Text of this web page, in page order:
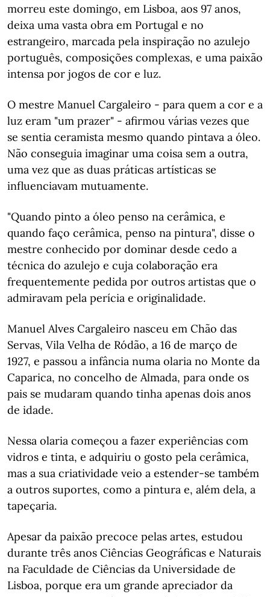
morreu este domingo, em Lisboa, aos 97 anos,
deixa uma vasta obra em Portugal e no
estrangeiro, marcada pela inspiração no azulejo
português, composições complexas, e uma paixão
intensa por jogos de cor e luz.
O mestre Manuel Cargaleiro - para quem a cor e a
luz eram "um prazer" - afirmou várias vezes que
se sentia ceramista mesmo quando pintava a óleo.
Não conseguia imaginar uma coisa sem a outra,
uma vez que as duas práticas artísticas se
influenciavam mutuamente.
"Quando pinto a óleo penso na cerâmica, e
quando faço cerâmica, penso na pintura", disse o
mestre conhecido por dominar desde cedo a
técnica do azulejo e cuja colaboração era
frequentemente pedida por outros artistas que o
admiravam pela perícia e originalidade.
Manuel Alves Cargaleiro nasceu em Chão das
Servas, Vila Velha de Ródão, a 16 de março de
1927, e passou a infância numa olaria no Monte da
Caparica, no concelho de Almada, para onde os
pais se mudaram quando tinha apenas dois anos
de idade.
Nessa olaria começou a fazer experiências com
vidros e tinta, e adquiriu o gosto pela cerâmica,
mas a sua criatividade veio a estender-se também
a outros suportes, como a pintura e, além dela, a
tapeçaria.
Apesar da paixão precoce pelas artes, estudou
durante três anos Ciências Geográficas e Naturais
na Faculdade de Ciências da Universidade de
Lisboa, porque era um grande apreciador da